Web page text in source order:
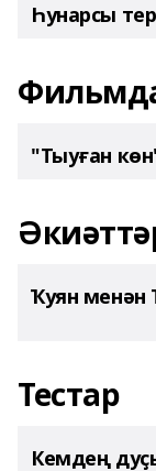
Һунарсы
"Тыуған
Ҡуян менән
Тестар
Кемдең